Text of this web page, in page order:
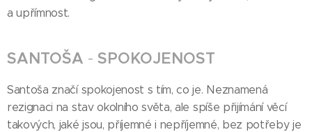
a upřímnost.
SANTOŠA - SPOKOJENOST
Santoša značí spokojenost s tím, co je. Neznamená
rezignaci na stav okolního světa, ale spíše přijímání věcí
takových, jaké jsou, příjemné i nepříjemné, bez potřeby je